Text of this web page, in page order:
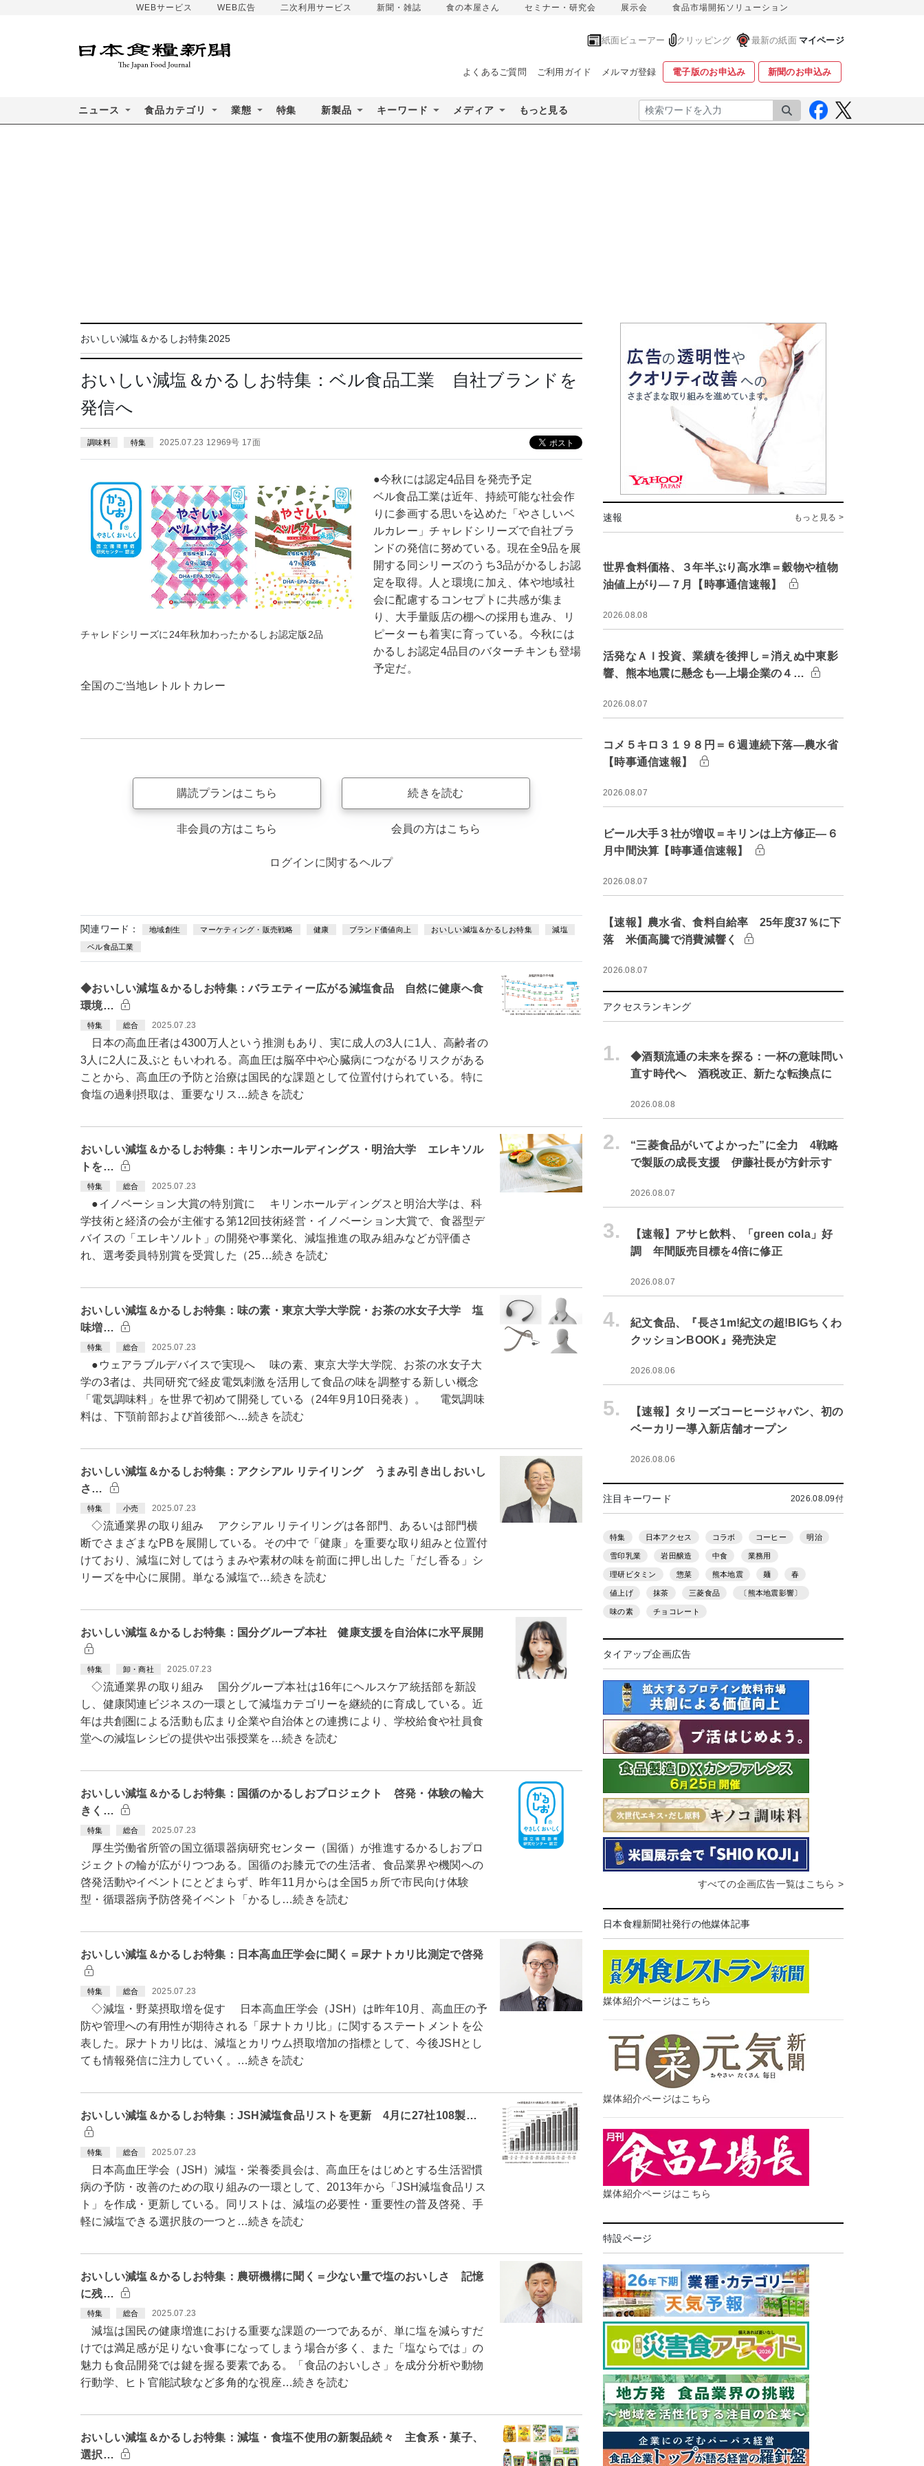
WEBサービス WEB広告 二次利用サービス 新聞・雑誌 食の本屋さん セミナー・研究会 展示会 食品市場開拓ソリューション
紙面ビューアー クリッピング 最新の紙面 マイページ
よくあるご質問 ご利用ガイド メルマガ登録 電子版のお申込み 新聞のお申込み
ニュース 食品カテゴリ 業態 特集 新製品 キーワード メディア もっと見る 検索
おいしい減塩＆かるしお特集2025
おいしい減塩＆かるしお特集：ベル食品工業 自社ブランドを
発信へ
調味料 特集 2025.07.23 12969号 17面
チャレドシリーズに24年秋加わったかるしお認定版2品
●今秋には認定4品目を発売予定
ベル食品工業は近年、持続可能な社会作
りに参画する思いを込めた「やさしいベ
ルカレー」チャレドシリーズで自社ブラ
ンドの発信に努めている。現在全9品を展
開する同シリーズのうち3品がかるしお認
定を取得。人と環境に加え、体や地域社
会に配慮するコンセプトに共感が集ま
り、大手量販店の棚への採用も進み、リ
ピーターも着実に育っている。今秋には
かるしお認定4品目のバターチキンも登場
予定だ。
全国のご当地レトルトカレー
購読プランはこちら
非会員の方はこちら
続きを読む
会員の方はこちら
ログインに関するヘルプ
関連ワード： 地域創生 マーケティング・販売戦略 健康 ブランド価値向上 おいしい減塩＆かるしお特集 減塩
ベル食品工業
◆おいしい減塩＆かるしお特集：バラエティー広がる減塩食品 自然に健康へ食
環境…
特集 総合 2025.07.23
日本の高血圧者は4300万人という推測もあり、実に成人の3人に1人、高齢者の
3人に2人に及ぶともいわれる。高血圧は脳卒中や心臓病につながるリスクがある
ことから、高血圧の予防と治療は国民的な課題として位置付けられている。特に
食塩の過剰摂取は、重要なリス…続きを読む
おいしい減塩＆かるしお特集：キリンホールディングス・明治大学 エレキソル
トを…
特集 総合 2025.07.23
●イノベーション大賞の特別賞に キリンホールディングスと明治大学は、科
学技術と経済の会が主催する第12回技術経営・イノベーション大賞で、食器型デ
バイスの「エレキソルト」の開発や事業化、減塩推進の取み組みなどが評価さ
れ、選考委員特別賞を受賞した（25…続きを読む
おいしい減塩＆かるしお特集：味の素・東京大学大学院・お茶の水女子大学 塩
味増…
特集 総合 2025.07.23
●ウェアラブルデバイスで実現へ 味の素、東京大学大学院、お茶の水女子大
学の3者は、共同研究で経皮電気刺激を活用して食品の味を調整する新しい概念
「電気調味料」を世界で初めて開発している（24年9月10日発表）。 電気調味
料は、下顎前部および首後部へ…続きを読む
おいしい減塩＆かるしお特集：アクシアル リテイリング うまみ引き出しおいし
さ…
特集 小売 2025.07.23
◇流通業界の取り組み アクシアル リテイリングは各部門、あるいは部門横
断でさまざまなPBを展開している。その中で「健康」を重要な取り組みと位置付
けており、減塩に対してはうまみや素材の味を前面に押し出した「だし香る」シ
リーズを中心に展開。単なる減塩で…続きを読む
おいしい減塩＆かるしお特集：国分グループ本社 健康支援を自治体に水平展開
特集 卸・商社 2025.07.23
◇流通業界の取り組み 国分グループ本社は16年にヘルスケア統括部を新設
し、健康関連ビジネスの一環として減塩カテゴリーを継続的に育成している。近
年は共創圏による活動も広まり企業や自治体との連携により、学校給食や社員食
堂への減塩レシピの提供や出張授業を…続きを読む
おいしい減塩＆かるしお特集：国循のかるしおプロジェクト 啓発・体験の輪大
きく…
特集 総合 2025.07.23
厚生労働省所管の国立循環器病研究センター（国循）が推進するかるしおプロ
ジェクトの輪が広がりつつある。国循のお膝元での生活者、食品業界や機関への
啓発活動やイベントにとどまらず、昨年11月からは全国5ヵ所で市民向け体験
型・循環器病予防啓発イベント「かるし…続きを読む
おいしい減塩＆かるしお特集：日本高血圧学会に聞く＝尿ナトカリ比測定で啓発
特集 総合 2025.07.23
◇減塩・野菜摂取増を促す 日本高血圧学会（JSH）は昨年10月、高血圧の予
防や管理への有用性が期待される「尿ナトカリ比」に関するステートメントを公
表した。尿ナトカリ比は、減塩とカリウム摂取増加の指標として、今後JSHとし
ても情報発信に注力していく。…続きを読む
おいしい減塩＆かるしお特集：JSH減塩食品リストを更新 4月に27社108製…
特集 総合 2025.07.23
日本高血圧学会（JSH）減塩・栄養委員会は、高血圧をはじめとする生活習慣
病の予防・改善のための取り組みの一環として、2013年から「JSH減塩食品リス
ト」を作成・更新している。同リストは、減塩の必要性・重要性の普及啓発、手
軽に減塩できる選択肢の一つと…続きを読む
おいしい減塩＆かるしお特集：農研機構に聞く＝少ない量で塩のおいしさ 記憶
に残…
特集 総合 2025.07.23
減塩は国民の健康増進における重要な課題の一つであるが、単に塩を減らすだ
けでは満足感が足りない食事になってしまう場合が多く、また「塩ならでは」の
魅力も食品開発では鍵を握る要素である。「食品のおいしさ」を成分分析や動物
行動学、ヒト官能試験など多角的な視座…続きを読む
おいしい減塩＆かるしお特集：減塩・食塩不使用の新製品続々 主食系・菓子、
選択…
速報 もっと見る >
世界食料価格、３年半ぶり高水準＝穀物や植物
油値上がり―７月【時事通信速報】
2026.08.08
活発なＡＩ投資、業績を後押し＝消えぬ中東影
響、熊本地震に懸念も―上場企業の４…
2026.08.07
コメ５キロ３１９８円＝６週連続下落―農水省
【時事通信速報】
2026.08.07
ビール大手３社が増収＝キリンは上方修正―６
月中間決算【時事通信速報】
2026.08.07
【速報】農水省、食料自給率 25年度37％に下
落 米価高騰で消費減響く
2026.08.07
アクセスランキング
1.
◆酒類流通の未来を探る：一杯の意味問い
直す時代へ 酒税改正、新たな転換点に
2026.08.08
2.
“三菱食品がいてよかった”に全力 4戦略
で製販の成長支援 伊藤社長が方針示す
2026.08.07
3.
【速報】アサヒ飲料、「green cola」好
調 年間販売目標を4倍に修正
2026.08.07
4.
紀文食品、『長さ1m!紀文の超!BIGちくわ
クッションBOOK』発売決定
2026.08.06
5.
【速報】タリーズコーヒージャパン、初の
ベーカリー導入新店舗オープン
2026.08.06
注目キーワード 2026.08.09付
特集 日本アクセス コラボ コーヒー 明治
雪印乳業 岩田醸造 中食 業務用
理研ビタミン 惣菜 熊本地震 麺 春
値上げ 抹茶 三菱食品 〔熊本地震影響〕
味の素 チョコレート
タイアップ企画広告
すべての企画広告一覧はこちら >
日本食糧新聞社発行の他媒体記事
媒体紹介ページはこちら
媒体紹介ページはこちら
媒体紹介ページはこちら
特設ページ